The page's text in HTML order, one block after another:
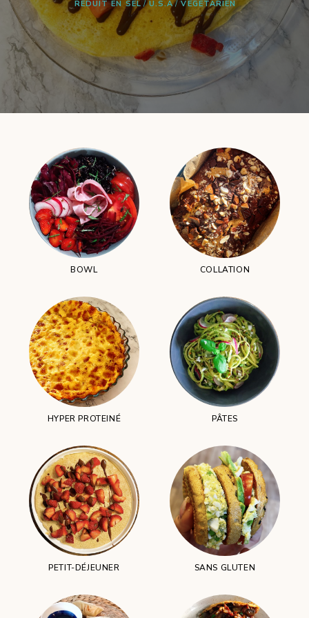
VÉGÉTARIEN
RÉDUIT EN SEL
U.S.A VÉGÉTARIEN
BOWL COLLATION
HYPER PROTEINÉ PÂTES
PETIT-DÉJEUNER SANS GLUTEN